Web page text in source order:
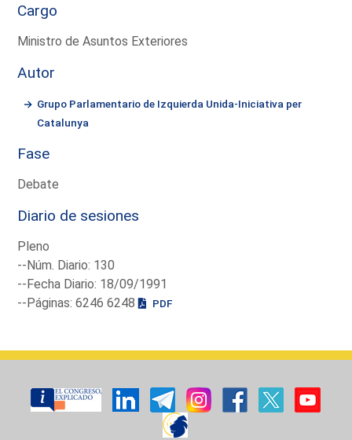
Cargo
Ministro de Asuntos Exteriores
Autor
Grupo Parlamentario de Izquierda Unida-Iniciativa per
Catalunya
Fase
Debate
Diario de sesiones
Pleno
--Núm. Diario: 130
--Fecha Diario: 18/09/1991
--Páginas: 6246 6248
PDF